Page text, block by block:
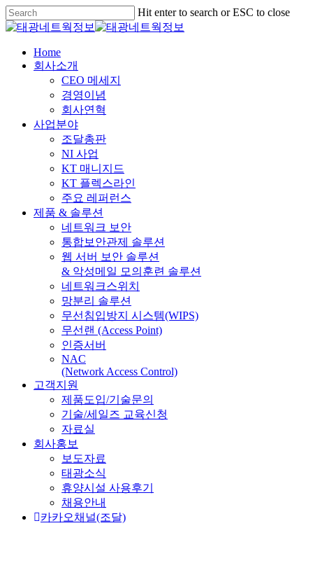
Skip
to
main
content
Hit enter to search or ESC to close
Close
Menu
Home
회사소개
CEO 메세지
경영이념
회사연혁
사업분야
조달총판
NI 사업
KT 매니지드
KT 플렉스라인
주요 레퍼런스
제품 & 솔루션
네트워크 보안
통합보안관제 솔루션
웹 서버 보안 솔루션
& 악성메일 모의훈련 솔루션
네트워크스위치
망분리 솔루션
무선침입방지 시스템(WIPS)
무선랜 (Access Point)
인증서버
NAC
(Network Access Control)
고객지원
제품도입/기술문의
기술/세일즈 교육신청
자료실
회사홍보
보도자료
태광소식
휴양시설 사용후기
채용안내
카카오채널(조달)